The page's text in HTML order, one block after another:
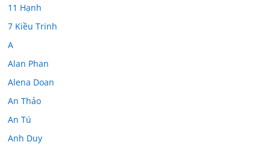
11 Hạnh
7 Kiều Trinh
A
Alan Phan
Alena Doan
An Thảo
An Tú
Anh Duy